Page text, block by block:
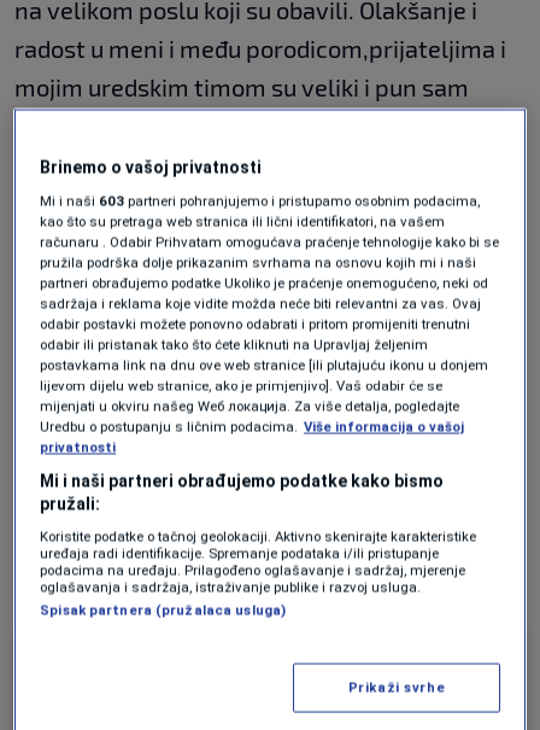
na velikom poslu koji su obavili. Olakšanje i
radost u meni i među porodicom,prijateljima i
mojim uredskim timom su veliki i pun sam
objaviti danas ima veze s tim da sam osjećao
podršku svih vas tokom ovog vremena.
Pročitao sam svaku vašu poruku, svi su
pridonijeli mom ozdravljenju. Htio bih vam
puno zahvaliti na tome. Sljedeći korak je
postupni povratak u vrlo turbulentnu i
ponekad ludu svakodnevicu. To je povratak
malim koracima", rekao je Ahmetović.
Brinemo o vašoj privatnosti
Mi i naši 603 partneri pohranjujemo i pristupamo osobnim podacima,
kao što su pretraga web stranica ili lični identifikatori, na vašem
računaru . Odabir Prihvatam omogućava praćenje tehnologije kako bi se
pružila podrška dolje prikazanim svrhama na osnovu kojih mi i naši
partneri obrađujemo podatke Ukoliko je praćenje onemogućeno, neki od
sadržaja i reklama koje vidite možda neće biti relevantni za vas. Ovaj
odabir postavki možete ponovno odabrati i pritom promijeniti trenutni
odabir ili pristanak tako što ćete kliknuti na Upravljaj željenim
postavkama link na dnu ove web stranice [ili plutajuću ikonu u donjem
lijevom dijelu web stranice, ako je primjenjivo]. Vaš odabir će se
mijenjati u okviru našeg Wеб локација. Za više detalja, pogledajte
Uredbu o postupanju s ličnim podacima. Više informacija o vašoj
privatnosti
Mi i naši partneri obrađujemo podatke kako bismo
pružali:
Koristite podatke o tačnoj geolokaciji. Aktivno skenirajte karakteristike
uređaja radi identifikacije. Spremanje podataka i/ili pristupanje
podacima na uređaju. Prilagođeno oglašavanje i sadržaj, mjerenje
oglašavanja i sadržaja, istraživanje publike i razvoj usluga.
Spisak partnera (pružalaca usluga)
Prikaži svrhe